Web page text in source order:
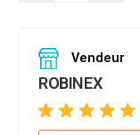
Vendeur
ROBINEX